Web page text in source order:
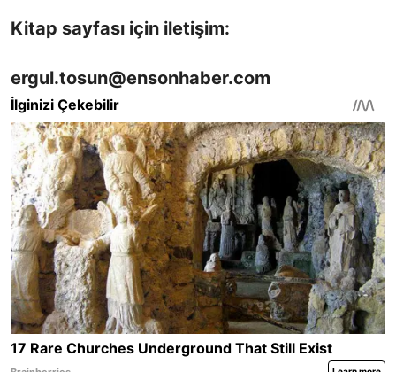
Kitap sayfası için iletişim:
ergul.tosun@ensonhaber.com